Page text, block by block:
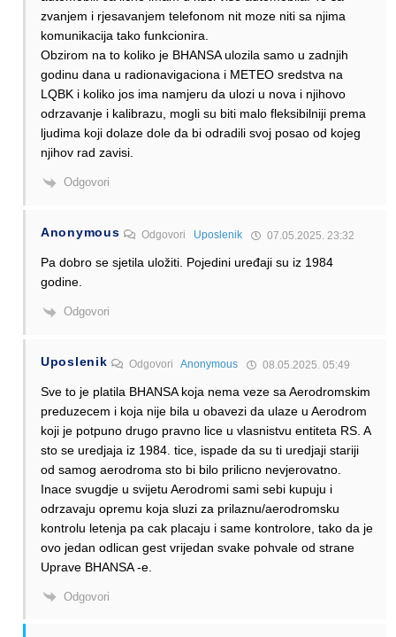
zvanjem i rjesavanjem telefonom nit moze niti sa njima
komunikacija tako funkcionira.
Obzirom na to koliko je BHANSA ulozila samo u zadnjih
godinu dana u radionavigaciona i METEO sredstva na
LQBK i koliko jos ima namjeru da ulozi u nova i njihovo
odrzavanje i kalibrazu, mogli su biti malo fleksibilniji prema
ljudima koji dolaze dole da bi odradili svoj posao od kojeg
njihov rad zavisi.
Odgovori
Anonymous Odgovori Uposlenik 07.05.2025. 23:32
Pa dobro se sjetila uložiti. Pojedini uređaji su iz 1984
godine.
Odgovori
Uposlenik OdgovoriAnonymous 08.05.2025. 05:49
Sve to je platila BHANSA koja nema veze sa Aerodromskim
preduzecem i koja nije bila u obavezi da ulaze u Aerodrom
koji je potpuno drugo pravno lice u vlasnistvu entiteta RS. A
sto se uredjaja iz 1984. tice, ispade da su ti uredjaji stariji
od samog aerodroma sto bi bilo prilicno nevjerovatno.
Inace svugdje u svijetu Aerodromi sami sebi kupuju i
odrzavaju opremu koja sluzi za prilaznu/aerodromsku
kontrolu letenja pa cak placaju i same kontrolore, tako da je
ovo jedan odlican gest vrijedan svake pohvale od strane
Uprave BHANSA -e.
Odgovori